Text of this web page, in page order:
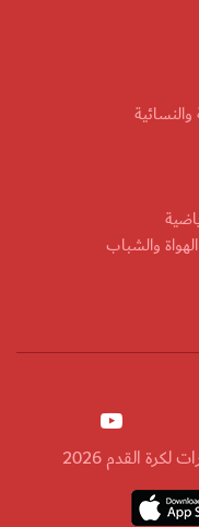
والشباب
القدم 2026